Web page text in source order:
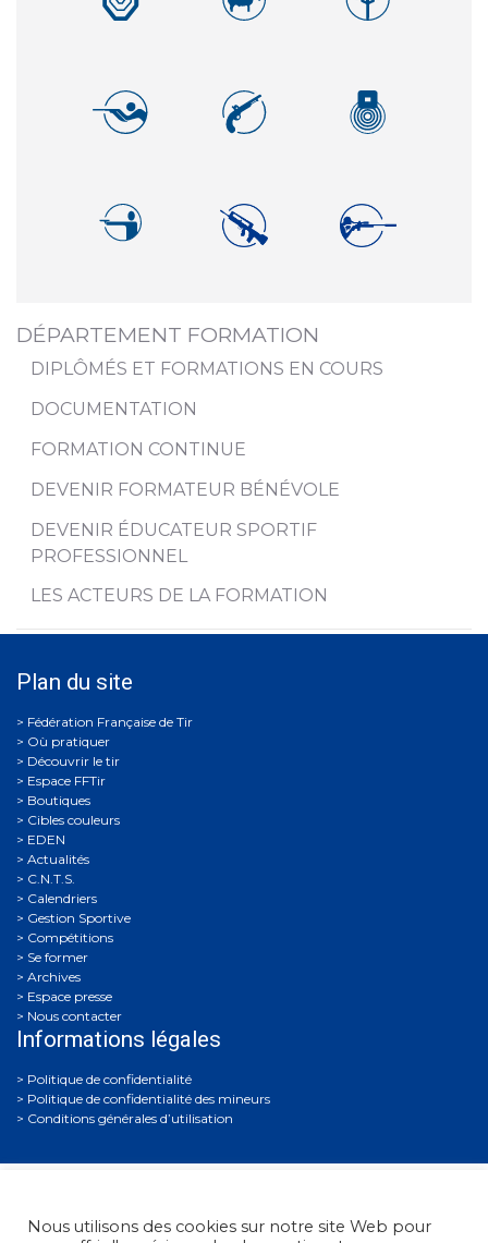
DÉPARTEMENT FORMATION
DIPLÔMÉS ET FORMATIONS EN COURS
DOCUMENTATION
FORMATION CONTINUE
DEVENIR FORMATEUR BÉNÉVOLE
DEVENIR ÉDUCATEUR SPORTIF
PROFESSIONNEL
LES ACTEURS DE LA FORMATION
Plan du site
Où pratiquer
Découvrir le tir
Espace FFTir
Boutiques
Cibles couleurs
EDEN
Actualités
C.N.T.S.
Calendriers
Gestion Sportive
Compétitions
Se former
Archives
Espace presse
Nous contacter
Informations légales
Politique de confidentialité
Politique de confidentialité des mineurs
Conditions générales d’utilisation
Nous utilisons des cookies sur notre site Web pour